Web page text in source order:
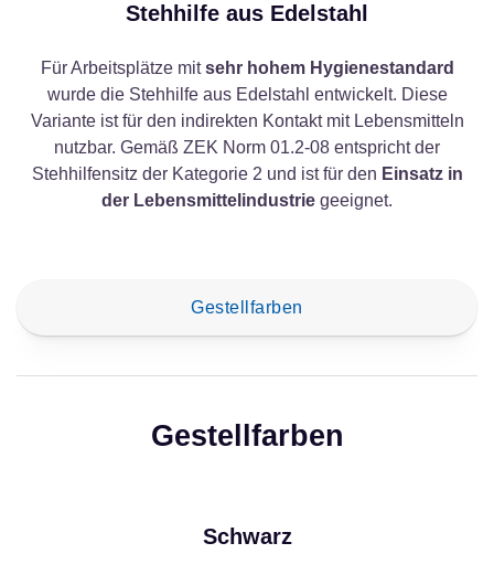
Stehhilfe aus Edelstahl
Für Arbeitsplätze mitsehr hohem Hygienestandard
wurde die Stehhilfe aus Edelstahl entwickelt. Diese
Variante ist für den indirekten Kontakt mit Lebensmitteln
nutzbar. Gemäß ZEK Norm 01.2-08 entspricht der
Stehhilfensitz der Kategorie 2 und ist für den Einsatz in
der Lebensmittelindustrie geeignet.
Gestellfarben
Gestellfarben
Schwarz